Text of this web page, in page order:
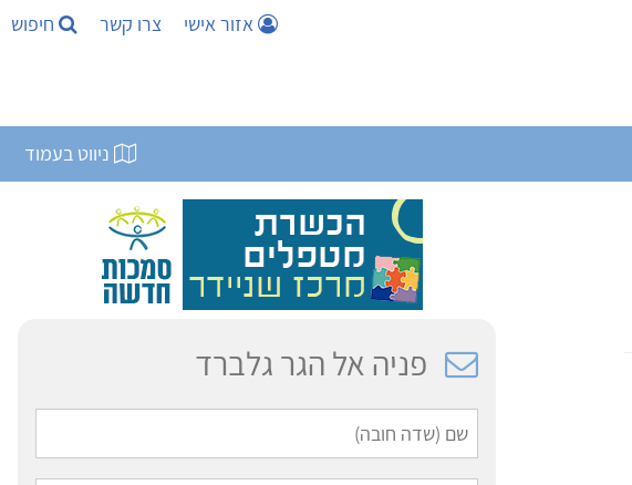
אזור אישי צרו קשר חיפוש
ניווט בעמוד
פניה אל הגר גלברד